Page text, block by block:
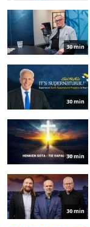
30 min
30 min
30 min
30 min